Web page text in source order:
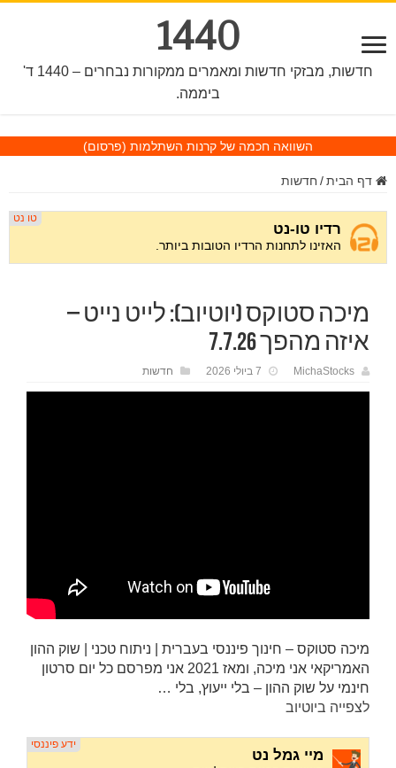
1440
חדשות, מבזקי חדשות ומאמרים ממקורות נבחרים – 1440 ד'
ביממה.
השוואה חכמה של קרנות השתלמות (פרסום)
דף הבית / חדשות
מיכה סטוקס (יוטיוב): לייט נייט –
איזה מהפך 7.7.26
MichaStocks 7 ביולי 2026 חדשות
מיכה סטוקס – חינוך פיננסי בעברית | ניתוח טכני | שוק ההון
האמריקאי אני מיכה, ומאז 2021 אני מפרסם כל יום סרטון
חינמי על שוק ההון – בלי ייעוץ, בלי …
לצפייה ביוטיוב